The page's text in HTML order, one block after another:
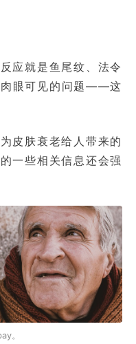
应就是鱼尾纹、法令
肉眼可见的问题——这
皮肤衰老给人带来的
一些相关信息还会强
。